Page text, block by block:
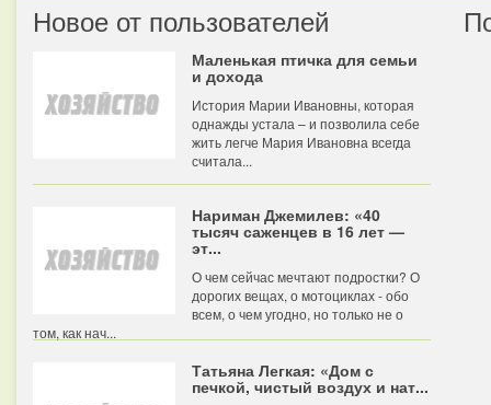
Новое от пользователей
Маленькая птичка для семьи
и дохода
История Марии Ивановны, которая
однажды устала – и позволила себе
жить легче Мария Ивановна всегда
считала...
Нариман Джемилев: «40
тысяч саженцев в 16 лет —
эт...
О чем сейчас мечтают подростки? О
дорогих вещах, о мотоциклах - обо
всем, о чем угодно, но только не о
том, как нач...
Татьяна Легкая: «Дом с
печкой, чистый воздух и нат...